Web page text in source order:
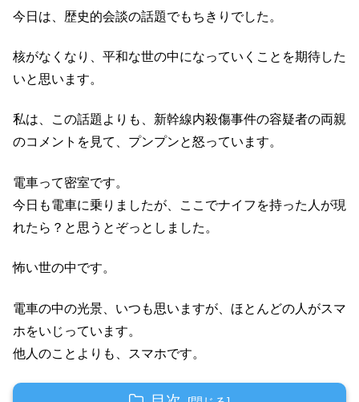
今日は、歴史的会談の話題でもちきりでした。
核がなくなり、平和な世の中になっていくことを期待した
いと思います。
私は、この話題よりも、新幹線内殺傷事件の容疑者の両親
のコメントを見て、プンプンと怒っています。
電車って密室です。
今日も電車に乗りましたが、ここでナイフを持った人が現
れたら？と思うとぞっとしました。
怖い世の中です。
電車の中の光景、いつも思いますが、ほとんどの人がスマ
ホをいじっています。
他人のことよりも、スマホです。